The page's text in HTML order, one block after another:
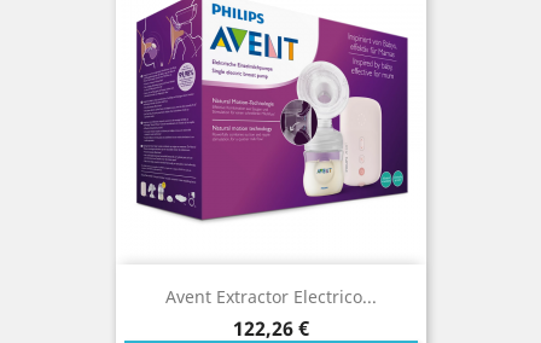
Avent Extractor Electrico...
Precio
122,26 €